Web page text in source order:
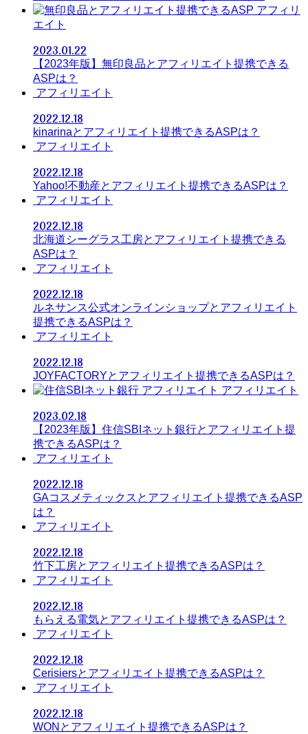
アフィリ
エイト
2023.01.22
【2023年版】無印良品とアフィリエイト提携できる
ASPは？
アフィリエイト
2022.12.18
kinarinaとアフィリエイト提携できるASPは？
アフィリエイト
2022.12.18
Yahoo!不動産とアフィリエイト提携できるASPは？
アフィリエイト
2022.12.18
北海道シーグラス工房とアフィリエイト提携できる
ASPは？
アフィリエイト
2022.12.18
ルネサンス公式オンラインショップとアフィリエイト
提携できるASPは？
アフィリエイト
2022.12.18
JOYFACTORYとアフィリエイト提携できるASPは？
アフィリエイト
2023.02.18
【2023年版】住信SBIネット銀行とアフィリエイト提
携できるASPは？
アフィリエイト
2022.12.18
GAコスメティックスとアフィリエイト提携できるASP
は？
アフィリエイト
2022.12.18
竹下工房とアフィリエイト提携できるASPは？
アフィリエイト
2022.12.18
もらえる電気とアフィリエイト提携できるASPは？
アフィリエイト
2022.12.18
Cerisiersとアフィリエイト提携できるASPは？
アフィリエイト
2022.12.18
WONとアフィリエイト提携できるASPは？